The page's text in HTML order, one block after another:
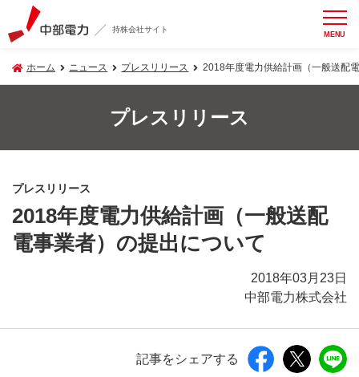
持株会社サイト MENU
ホーム ニュース プレスリリース 2018年度電力供給計画（一般送配
プレスリリース
プレスリリース
2018年度電力供給計画（一般送配
電事業者）の提出について
2018年03月23日
中部電力株式会社
記事をシェアする